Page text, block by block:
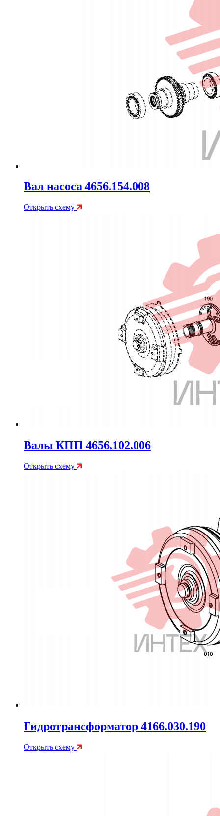
Вал насоса 4656.154.008
Открыть схему
Валы КПП 4656.102.006
Открыть схему
Гидротрансформатор 4166.030.190
Открыть схему